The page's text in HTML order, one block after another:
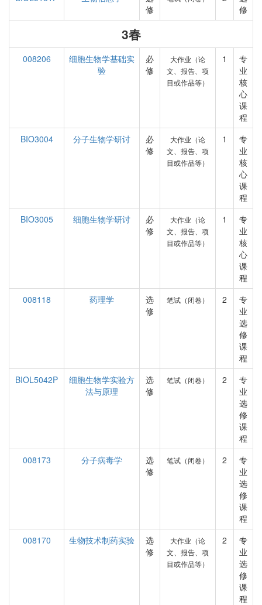
修
修
3春
008206
细胞生物学基础实
验
必
修
大作业（论
文、报告、项
目或作品等）
1
专
业
核
心
课
程
BIO3004
分子生物学研讨
必
修
大作业（论
文、报告、项
目或作品等）
1
专
业
核
心
课
程
BIO3005
细胞生物学研讨
必
修
大作业（论
文、报告、项
目或作品等）
1
专
业
核
心
课
程
008118
药理学
选
修
笔试（闭卷） 2
专
业
选
修
课
程
BIOL5042P
细胞生物学实验方
法与原理
选
修
笔试（闭卷） 2
专
业
选
修
课
程
008173
分子病毒学
选
修
笔试（闭卷） 2
专
业
选
修
课
程
008170
生物技术制药实验
选
修
大作业（论
文、报告、项
目或作品等）
2
专
业
选
修
课
程